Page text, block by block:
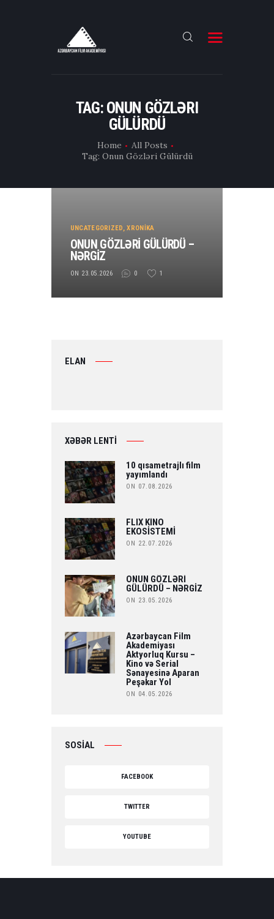
TAG: ONUN GÖZLƏRI
GÜLÜRDÜ
Home
All Posts
Tag: Onun Gözləri Gülürdü
TƏHSİL
UNCATEGORIZED ,XRONİKA
ONUN GÖZLƏRİ GÜLÜRDÜ –
NƏRGİZ
ON 23.05.2026 0 1
ELAN
XƏBƏR LENTİ
10 qısametrajlı film
yayımlandı
ON 07.08.2026
FLIX KİNO
EKOSİSTEMİ
ON 22.07.2026
ONUN GÖZLƏRİ
GÜLÜRDÜ – NƏRGİZ
ON 23.05.2026
Azərbaycan Film
Akademiyası
Aktyorluq Kursu –
Kino və Serial
Sənayesinə Aparan
Peşəkar Yol
ON 04.05.2026
SOSİAL
FACEBOOK
TWITTER
YOUTUBE